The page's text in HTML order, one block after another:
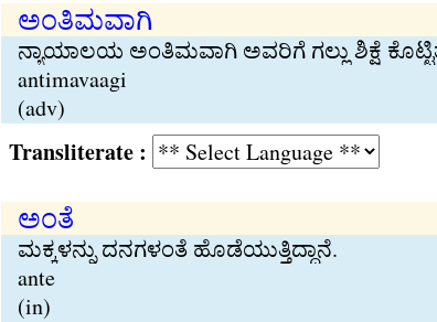
ಅಂತಿಮವಾಗಿ
ನ್ಯಾಯಾಲಯ ಅಂತಿಮವಾಗಿ ಅವರಿಗೆ ಗಲ್ಲು ಶಿಕ್ಷೆ
antimavaagi
(adv)
Transliterate :
ಅಂತೆ
ಮಕ್ಕಳನ್ನು ದನಗಳಂತೆ ಹೊಡೆಯುತ್ತಿದ್ದಾನೆ.
ante
(in)